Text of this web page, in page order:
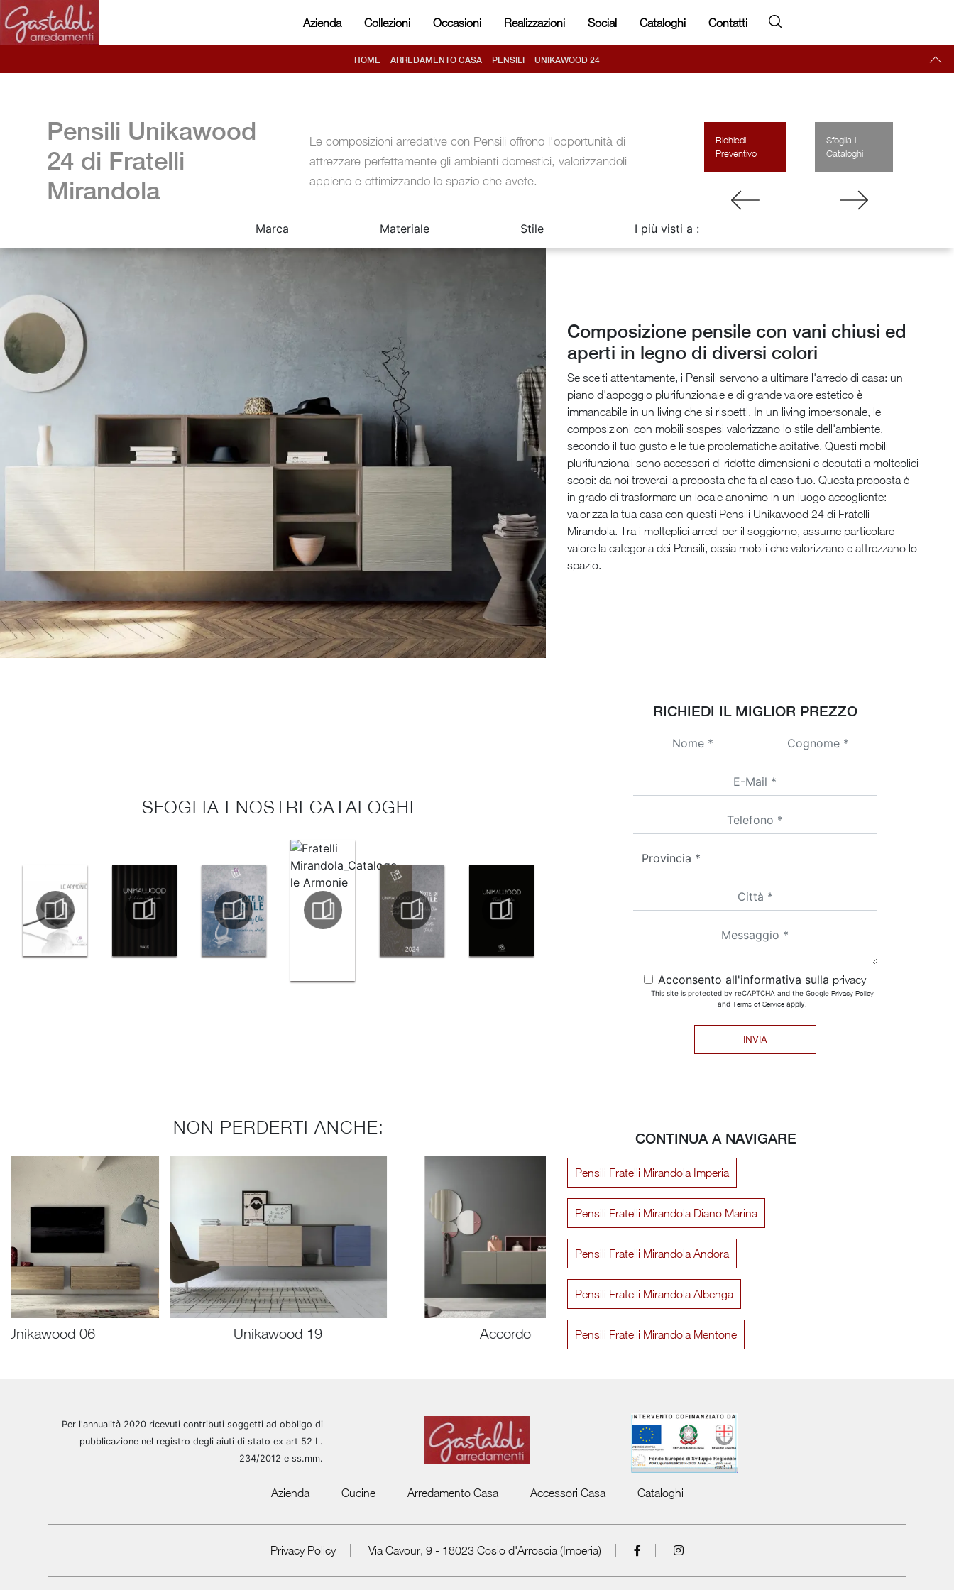
Azienda Collezioni Occasioni Realizzazioni Social Cataloghi Contatti
HOME - ARREDAMENTO CASA - PENSILI - UNIKAWOOD 24
Pensili Unikawood
24 di Fratelli
Mirandola
Le composizioni arredative con Pensili offrono l'opportunità di
attrezzare perfettamente gli ambienti domestici, valorizzandoli
appieno e ottimizzando lo spazio che avete.
Richiedi
Preventivo
Sfoglia i
Cataloghi
Marca Materiale Stile I più visti a :
Composizione pensile con vani chiusi ed
aperti in legno di diversi colori
Se scelti attentamente, i Pensili servono a ultimare l'arredo di casa: un
piano d'appoggio plurifunzionale e di grande valore estetico è
immancabile in un living che si rispetti. In un living impersonale, le
composizioni con mobili sospesi valorizzano lo stile dell'ambiente,
secondo il tuo gusto e le tue problematiche abitative. Questi mobili
plurifunzionali sono accessori di ridotte dimensioni e deputati a molteplici
scopi: da noi troverai la proposta che fa al caso tuo. Questa proposta è
in grado di trasformare un locale anonimo in un luogo accogliente:
valorizza la tua casa con questi Pensili Unikawood 24 di Fratelli
Mirandola. Tra i molteplici arredi per il soggiorno, assume particolare
valore la categoria dei Pensili, ossia mobili che valorizzano e attrezzano lo
spazio.
SFOGLIA I NOSTRI CATALOGHI
RICHIEDI IL MIGLIOR PREZZO
Acconsento all'informativa sulla privacy
This site is protected by reCAPTCHA and the Google Privacy Policy
and Terms of Serviceapply.
INVIA
NON PERDERTI ANCHE:
Unikawood 06 Unikawood 19 Accordo Unikawood 17
CONTINUA A NAVIGARE
Pensili Fratelli Mirandola Imperia
Pensili Fratelli Mirandola Diano Marina
Pensili Fratelli Mirandola Andora
Pensili Fratelli Mirandola Albenga
Pensili Fratelli Mirandola Mentone
Per l'annualità 2020 ricevuti contributi soggetti ad obbligo di
pubblicazione nel registro degli aiuti di stato ex art 52 L.
234/2012 e ss.mm.
Azienda Cucine Arredamento Casa Accessori Casa Cataloghi
Privacy Policy Via Cavour, 9 - 18023 Cosio d'Arroscia (Imperia)